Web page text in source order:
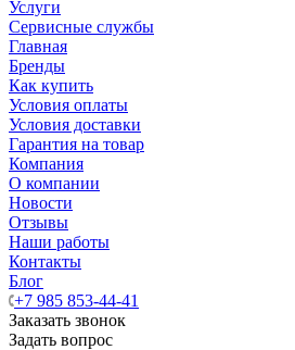
Услуги
Сервисные службы
Главная
Бренды
Как купить
Условия оплаты
Условия доставки
Гарантия на товар
Компания
О компании
Новости
Отзывы
Наши работы
Контакты
Блог
+7 985 853-44-41
Заказать звонок
Задать вопрос